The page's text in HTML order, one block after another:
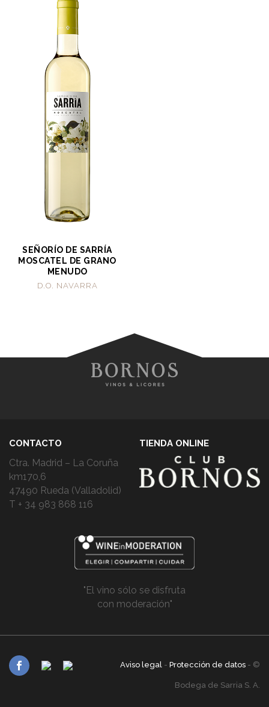
SEÑORÍO DE SARRÍA
MOSCATEL DE GRANO
MENUDO
D.O. NAVARRA
CONTACTO
Ctra. Madrid – La Coruña
km170,6
47490 Rueda (Valladolid)
T + 34 983 868 116
TIENDA ONLINE
"El vino sólo se disfruta
con moderación"
Aviso legal - Protección de datos - ©
Bodega de Sarria S. A.